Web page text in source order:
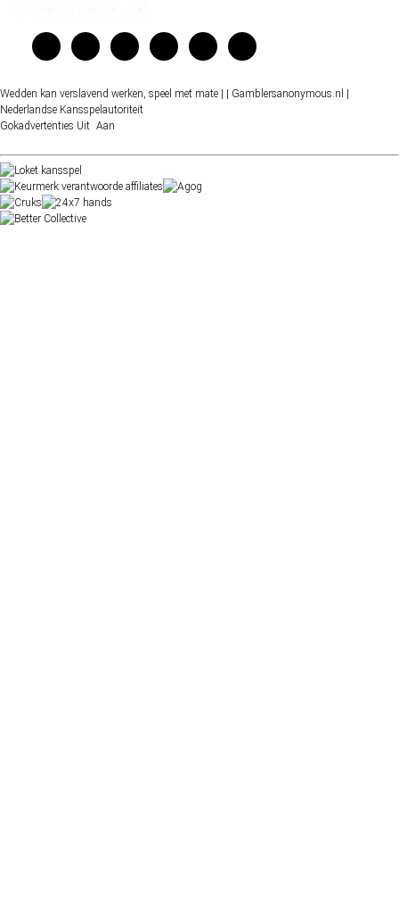
Wedden kan verslavend werken, speel met mate | | Gamblersanonymous.nl |
Nederlandse Kansspelautoriteit
Gokadvertenties Uit Aan